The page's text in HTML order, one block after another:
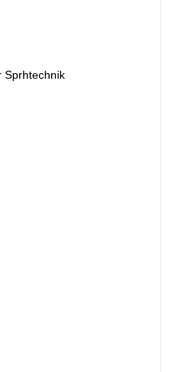
Sprhtechnik